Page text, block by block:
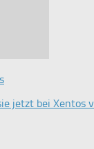
jetzt bei Xentos